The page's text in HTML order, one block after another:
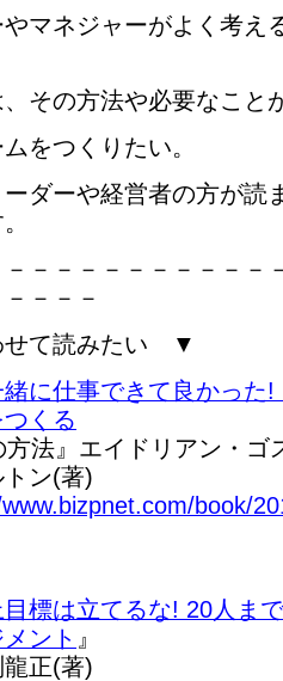
マネジャーがよく考え
その方法や必要なこと
をつくりたい。
ダーや経営者の方が読
－－－－－－－－－－－
－－－
て読みたい ▼
緒に仕事できて良かっ
くる
』エイドリアン・ゴス
ン(著)
book/
標は立てるな! 20人ま
ント 』
(著)